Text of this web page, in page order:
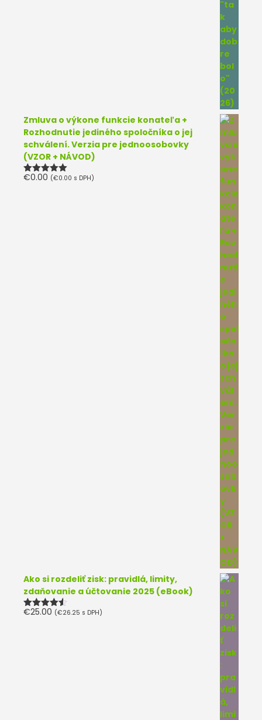
Zmluva o výkone funkcie konateľa +
Rozhodnutie jediného spoločníka o jej
schválení. Verzia pre jednoosobovky
(VZOR + NÁVOD)
Hodnotenie
€0.00 (€0.00 s DPH)
Ako si rozdeliť zisk: pravidlá, limity,
zdaňovanie a účtovanie 2025 (eBook)
Hodnotenie
€25.00 (€26.25 s DPH)